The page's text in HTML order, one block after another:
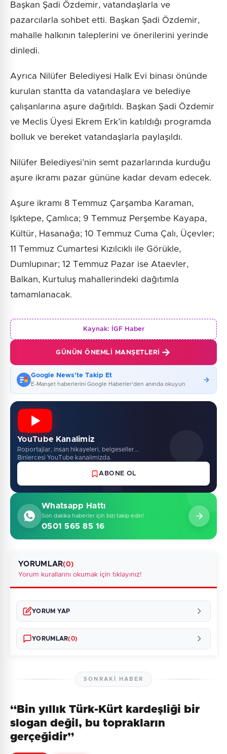
Başkan Şadi Özdemir, vatandaşlarla ve
pazarcılarla sohbet etti. Başkan Şadi Özdemir,
mahalle halkının taleplerini ve önerilerini yerinde
dinledi.
Ayrıca Nilüfer Belediyesi Halk Evi binası önünde
kurulan stantta da vatandaşlara ve belediye
çalışanlarına aşure dağıtıldı. Başkan Şadi Özdemir
ve Meclis Üyesi Ekrem Erk’in katıldığı programda
bolluk ve bereket vatandaşlarla paylaşıldı.
Nilüfer Belediyesi’nin semt pazarlarında kurduğu
aşure ikramı pazar gününe kadar devam edecek.
Aşure ikramı 8 Temmuz Çarşamba Karaman,
Işıktepe, Çamlıca; 9 Temmuz Perşembe Kayapa,
Kültür, Hasanağa; 10 Temmuz Cuma Çalı, Üçevler;
11 Temmuz Cumartesi Kızılcıklı ile Görükle,
Dumlupınar; 12 Temmuz Pazar ise Ataevler,
Balkan, Kurtuluş mahallerindeki dağıtımla
tamamlanacak.
Kaynak: İGF Haber
GÜNÜN ÖNEMLI MANŞETLERI
Google News'te Takip Et
E-Manşet haberlerini Google Haberler'den anında okuyun
YouTube Kanalimiz
Roportajlar, insan hikayeleri, belgeseller...
Binlercesi YouTube kanalimizda.
ABONE OL
Whatsapp Hattı
Son dakika haberler için bizi takip edin!
0501 565 85 16
YORUMLAR(0)
Yorum kurallarını okumak için tıklayınız!
YORUM YAP
YORUMLAR(0)
Henüz yorum yapılmamış. İlk yorumu siz yapın!
SONRAKI HABER
“Bin yıllık Türk-Kürt kardeşliği bir
slogan değil, bu toprakların
gerçeğidir”